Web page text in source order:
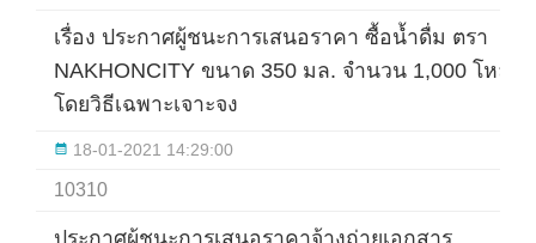
เรื่อง ประกาศผู้ชนะการเสนอราคา ซื้อน้ำดื่ม ตรา
NAKHONCITY ขนาด 350 มล. จำนวน 1,000 โหล
โดยวิธีเฉพาะเจาะจง
18-01-2021 14:29:00
10310
ประกาศผู้ชนะการเสนอราคาจ้างถ่ายเอกสาร